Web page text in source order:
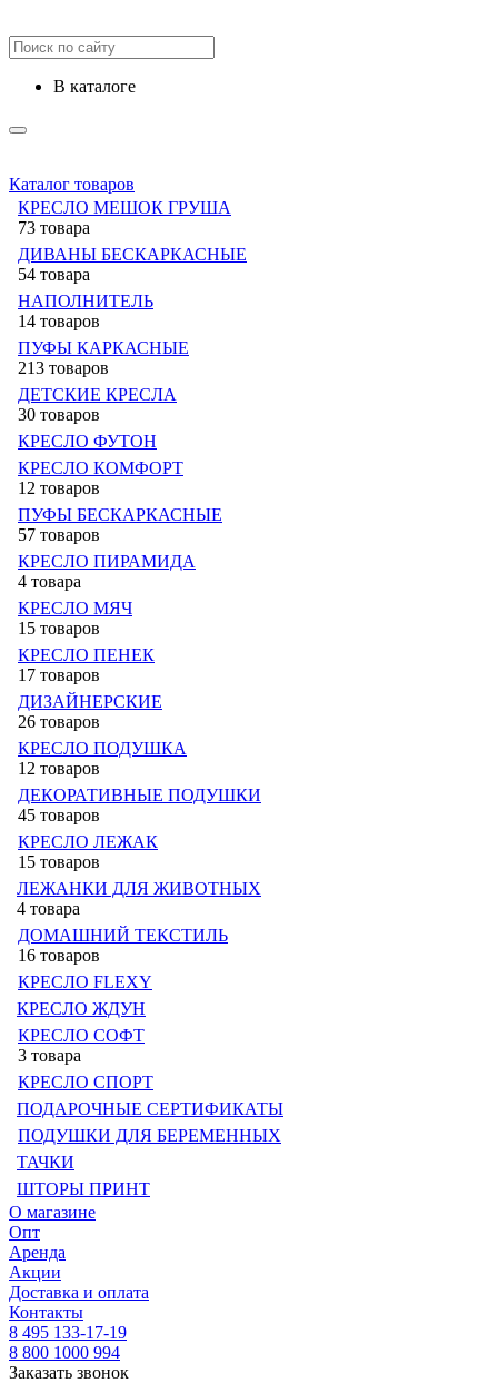
в каталоге
Каталог товаров
КРЕСЛО МЕШОК ГРУША
73 товара
ДИВАНЫ БЕСКАРКАСНЫЕ
54 товара
НАПОЛНИТЕЛЬ
14 товаров
ПУФЫ КАРКАСНЫЕ
213 товаров
ДЕТСКИЕ КРЕСЛА
30 товаров
КРЕСЛО ФУТОН
КРЕСЛО КОМФОРТ
12 товаров
ПУФЫ БЕСКАРКАСНЫЕ
57 товаров
КРЕСЛО ПИРАМИДА
4 товара
КРЕСЛО МЯЧ
15 товаров
КРЕСЛО ПЕНЕК
17 товаров
ДИЗАЙНЕРСКИЕ
26 товаров
КРЕСЛО ПОДУШКА
12 товаров
ДЕКОРАТИВНЫЕ ПОДУШКИ
45 товаров
КРЕСЛО ЛЕЖАК
15 товаров
ЛЕЖАНКИ ДЛЯ ЖИВОТНЫХ
4 товара
ДОМАШНИЙ ТЕКСТИЛЬ
16 товаров
КРЕСЛО FLEXY
КРЕСЛО ЖДУН
КРЕСЛО СОФТ
3 товара
КРЕСЛО СПОРТ
ПОДАРОЧНЫЕ СЕРТИФИКАТЫ
ПОДУШКИ ДЛЯ БЕРЕМЕННЫХ
ТАЧКИ
ШТОРЫ ПРИНТ
О магазине
Опт
Аренда
Акции
Доставка и оплата
Контакты
8 495 133-17-19
8 800 1000 994
Заказать звонок